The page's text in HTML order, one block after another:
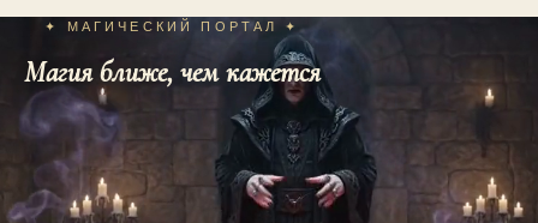
✦ МАГИЧЕСКИЙ ПОРТАЛ ✦
Магия ближе, чем кажется